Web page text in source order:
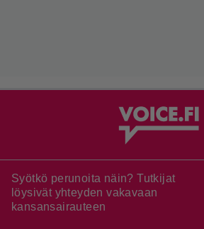
Syötkö perunoita näin? Tutkijat
löysivät yhteyden vakavaan
kansansairauteen